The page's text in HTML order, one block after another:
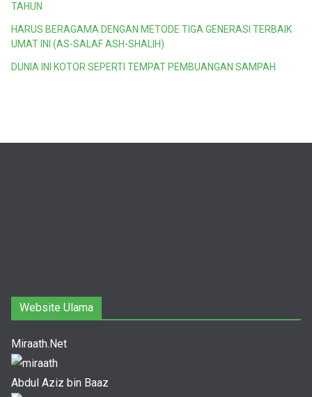
TAHUN
HARUS BERAGAMA DENGAN METODE TIGA GENERASI TERBAIK
UMAT INI (AS-SALAF ASH-SHALIH)
DUNIA INI KOTOR SEPERTI TEMPAT PEMBUANGAN SAMPAH
Website Ulama
Miraath.Net
Abdul Aziz bin Baaz